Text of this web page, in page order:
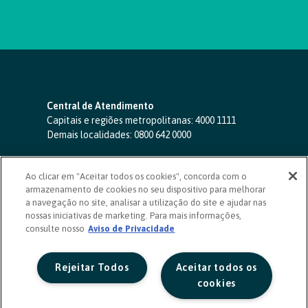
Central de Atendimento
Capitais e regiões metropolitanas: 4000 1111
Demais localidades: 0800 642 0000
SAC 24 horas-0800 724 4420
Ouvidoria
0800 725 0996
(de segunda a sexta, das 8h às 20h)
ouvidoriasicoob.com.br
Deficientes auditivos ou de fala
Ao clicar em "Aceitar todos os cookies", concorda com o
armazenamento de cookies no seu dispositivo para melhorar
a navegação no site, analisar a utilização do site e ajudar nas
nossas iniciativas de marketing. Para mais informações,
consulte nosso Aviso de Privacidade
Aceitar todos os
cookies
Rejeitar Todos